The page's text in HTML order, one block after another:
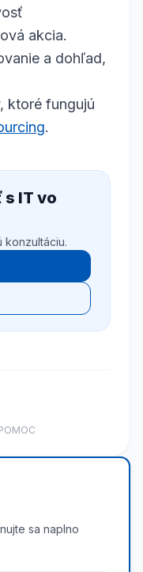
akcia.
a dohľad,
ktoré fungujú
.
IT vo
konzultáciu.
sa naplno